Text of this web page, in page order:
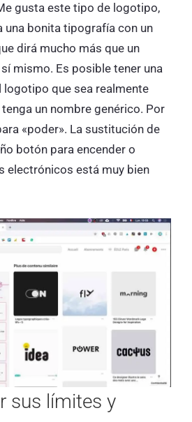
gusta este tipo de logotipo,
una bonita tipografía con un
dirá mucho más que un
mismo. Es posible tener una
logotipo que sea realmente
un nombre genérico. Por
«poder». La sustitución de
botón para encender o
electrónicos está muy bien
sus límites y